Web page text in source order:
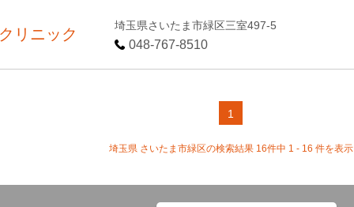
リニック 埼玉県さいたま市緑区三室497-5
048-767-8510
1
埼玉県 さいたま市緑区の検索結果 16件中 1 - 16 件を表示